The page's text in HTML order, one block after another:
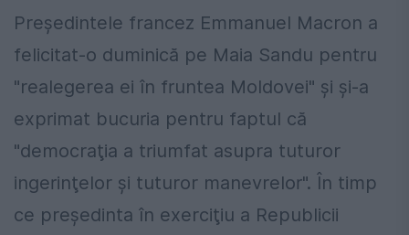
Preşedintele francez Emmanuel Macron a
felicitat-o duminică pe Maia Sandu pentru
"realegerea ei în fruntea Moldovei" şi şi-a
exprimat bucuria pentru faptul că
"democraţia a triumfat asupra tuturor
ingerinţelor şi tuturor manevrelor". În timp
ce preşedinta în exerciţiu a Republicii